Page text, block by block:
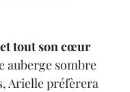
tout son cœur
auberge sombre
Arielle préfèrera